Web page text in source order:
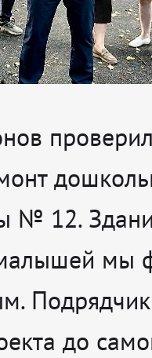
№ 12.
мы
Подрядчик
до